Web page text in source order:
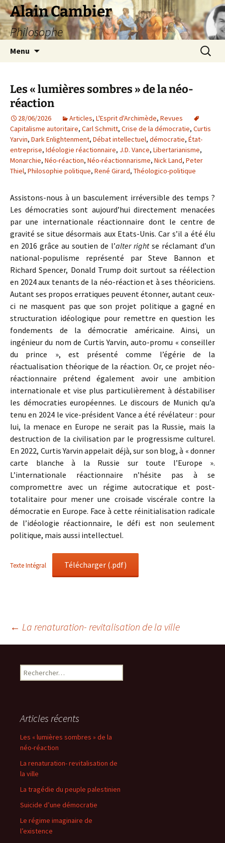
Aller
au
contenu
Alain Cambier
Philosophe
Menu
Les « lumières sombres » de la néo-
réaction
28/06/2026 Articles, L'Esprit d'Archimède, Revues
Capitalisme autoritaire, Carl Schmitt, Crise de la démocratie, Curtis
Yarvin, Dark Enlightenment, Débat intellectuel, démocratie, État-
entreprise, Idéologie réactionnaire, J.D. Vance, Libertarianisme,
Monarchie, Néo-réaction, Néo-réactionnarisme, Nick Land, Peter
Thiel, Philosophie politique, René Girard, Théologico-politique
Assistons-nous à un basculement irréversible des temps ?
Les démocraties sont aujourd’hui directement menacées
par une internationale réactionnaire dont le centre de
gravité se situe désormais aux Etats-Unis. Car s’il a été élu
en 2016 grâce au soutien de l’alter rightse réclamant d’un
national-populisme représenté par Steve Bannon et
Richard Spencer, Donald Trump doit surtout sa réélection
en 2024 aux tenants de la néo-réaction et à ses théoriciens.
Autant ses propos erratiques peuvent étonner, autant ceux-
ci ne masquent pas que son projet politique a gagné en
structuration idéologique pour remettre en question les
fondements de la démocratie américaine. Ainsi, un
ingénieur du nom de Curtis Yarvin, auto-promu « conseiller
du prince », est présenté comme l’égérie de la
réactualisation théorique de la réaction. Or, ce projet néo-
réactionnaire prétend également avoir une ambition
internationale et vise plus particulièrement à déstabiliser
les démocraties européennes. Le discours de Munich qu’a
tenu en 2024 le vice-président Vance a été révélateur : pour
lui, la menace en Europe ne serait pas la Russie, mais la
destruction de la civilisation par le progressisme culturel.
En 2022, Curtis Yarvin appelait déjà, sur son blog, à « donner
carte blanche à la Russie sur toute l’Europe ».
L’internationale réactionnaire n’hésite pas à se
compromettre avec un régime autocratique et post-
totalitaire pour mener une croisade viscérale contre la
démocratie en Europe. Face à cette réinitialisation radicale
de l’idéologie réactionnaire, le défi est non seulement
politique, mais aussi intellectuel.
Texte Intégral Télécharger (.pdf)
Navigation
des
← La renaturation- revitalisation de la ville
Rechercher :
Articles récents
Les « lumières sombres » de la
néo-réaction
La renaturation- revitalisation de
la ville
La tragédie du peuple palestinien
Suicide d’une démocratie
Le régime imaginaire de
l’existence